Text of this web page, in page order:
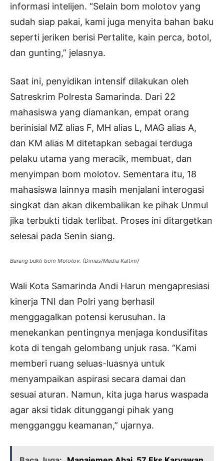
informasi intelijen. “Selain bom molotov yang
sudah siap pakai, kami juga menyita bahan baku
seperti jeriken berisi Pertalite, kain perca, botol,
dan gunting,” jelasnya.
Saat ini, penyidikan intensif dilakukan oleh
Satreskrim Polresta Samarinda. Dari 22
mahasiswa yang diamankan, empat orang
berinisial MZ alias F, MH alias L, MAG alias A,
dan KM alias M ditetapkan sebagai terduga
pelaku utama yang meracik, membuat, dan
menyimpan bom molotov. Sementara itu, 18
mahasiswa lainnya masih menjalani interogasi
singkat dan akan dikembalikan ke pihak Unmul
jika terbukti tidak terlibat. Proses ini ditargetkan
selesai pada Senin siang.
Barang bukti bom Molotov. (Dimas/Media Kaltim)
Wali Kota Samarinda Andi Harun mengapresiasi
kinerja TNI dan Polri yang berhasil
menggagalkan potensi kerusuhan. Ia
menekankan pentingnya menjaga kondusifitas
kota di tengah gelombang unjuk rasa. “Kami
memberi ruang seluas-luasnya untuk
menyampaikan aspirasi secara damai dan
sesuai aturan. Namun, kita juga harus waspada
agar aksi tidak ditunggangi pihak yang
mengganggu keamanan,” ujarnya.